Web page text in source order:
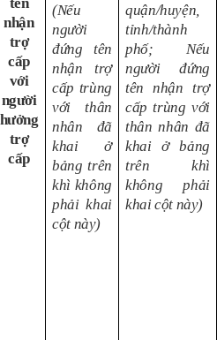
nhận
trợ
cấp
với
người
hưởng
trợ
cấp
(Nếu
người
đứng tên
nhận trợ
cấp trùng
với thân
nhân đã
khai ở
bảng trên
khì không
phải khai
cột này)
quận/huyện,
tỉnh/thành
phố; Nếu
người đứng
tên nhận trợ
cấp trùng với
thân nhân đã
khai ở bảng
trên khì
không phải
khai cột này)